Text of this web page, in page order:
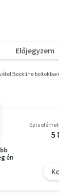
Előjegyzem
Bookline boltokban
én
Ez is
5